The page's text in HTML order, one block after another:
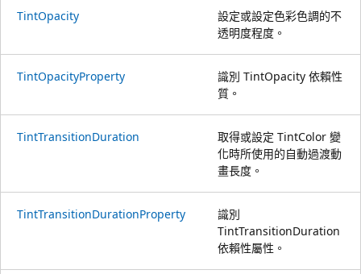
TintOpacity
設定或設定色彩色調的不
透明度程度。
TintOpacityProperty
識別 TintOpacity 依賴性
質。
TintTransitionDuration
取得或設定 TintColor 變
化時所使用的自動過渡動
畫長度。
TintTransitionDurationProperty
識別
TintTransitionDuration
依賴性屬性。